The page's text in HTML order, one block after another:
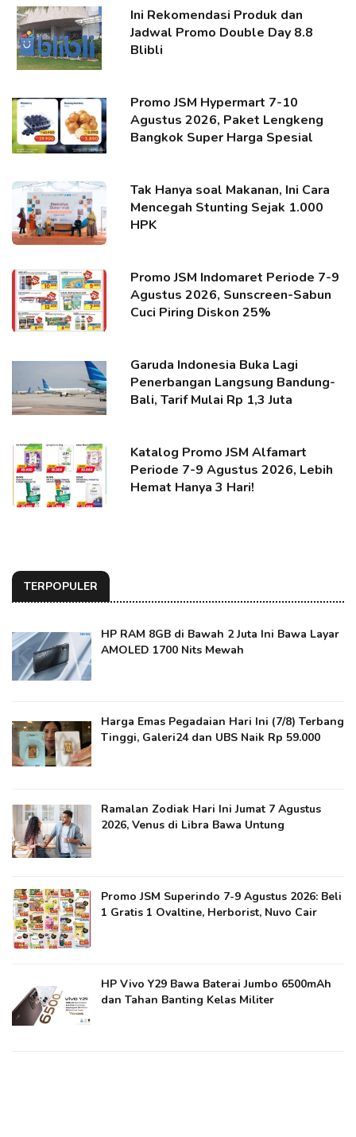
Ini Rekomendasi Produk dan
Jadwal Promo Double Day 8.8
Blibli
Promo JSM Hypermart 7-10
Agustus 2026, Paket Lengkeng
Bangkok Super Harga Spesial
Tak Hanya soal Makanan, Ini Cara
Mencegah Stunting Sejak 1.000
HPK
Promo JSM Indomaret Periode 7-9
Agustus 2026, Sunscreen-Sabun
Cuci Piring Diskon 25%
Garuda Indonesia Buka Lagi
Penerbangan Langsung Bandung-
Bali, Tarif Mulai Rp 1,3 Juta
Katalog Promo JSM Alfamart
Periode 7-9 Agustus 2026, Lebih
Hemat Hanya 3 Hari!
TERPOPULER
HP RAM 8GB di Bawah 2 Juta Ini Bawa Layar
AMOLED 1700 Nits Mewah
Harga Emas Pegadaian Hari Ini (7/8) Terbang
Tinggi, Galeri24 dan UBS Naik Rp 59.000
Ramalan Zodiak Hari Ini Jumat 7 Agustus
2026, Venus di Libra Bawa Untung
Promo JSM Superindo 7-9 Agustus 2026: Beli
1 Gratis 1 Ovaltine, Herborist, Nuvo Cair
HP Vivo Y29 Bawa Baterai Jumbo 6500mAh
dan Tahan Banting Kelas Militer